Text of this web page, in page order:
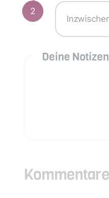
2
Deine Notizen
Kommentare